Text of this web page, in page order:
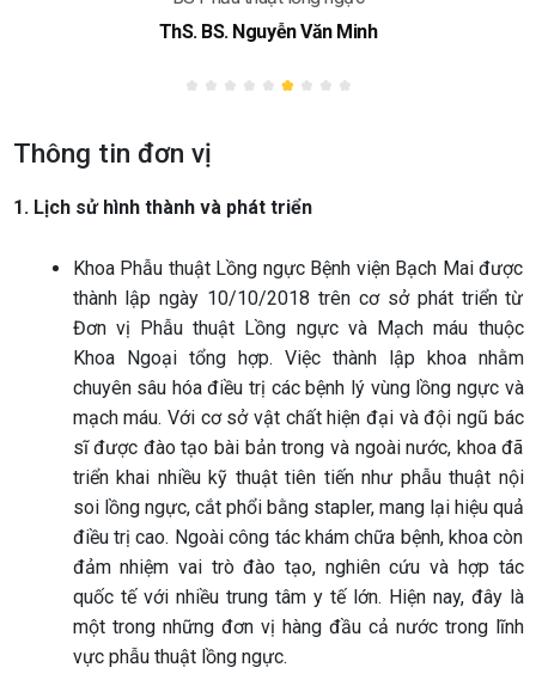
ThS. BS. Nguyễn Văn Minh
Thông tin đơn vị
1. Lịch sử hình thành và phát triển
Khoa Phẫu thuật Lồng ngực Bệnh viện Bạch Mai được
thành lập ngày 10/10/2018 trên cơ sở phát triển từ
Đơn vị Phẫu thuật Lồng ngực và Mạch máu thuộc
Khoa Ngoại tổng hợp. Việc thành lập khoa nhằm
chuyên sâu hóa điều trị các bệnh lý vùng lồng ngực và
mạch máu. Với cơ sở vật chất hiện đại và đội ngũ bác
sĩ được đào tạo bài bản trong và ngoài nước, khoa đã
triển khai nhiều kỹ thuật tiên tiến như phẫu thuật nội
soi lồng ngực, cắt phổi bằng stapler, mang lại hiệu quả
điều trị cao. Ngoài công tác khám chữa bệnh, khoa còn
đảm nhiệm vai trò đào tạo, nghiên cứu và hợp tác
quốc tế với nhiều trung tâm y tế lớn. Hiện nay, đây là
một trong những đơn vị hàng đầu cả nước trong lĩnh
vực phẫu thuật lồng ngực.